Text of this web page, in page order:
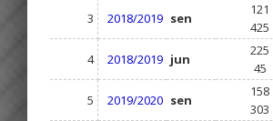
3
2018/2019 sen
121
425
4
2018/2019 jun
225
45
5
2019/2020 sen
158
303